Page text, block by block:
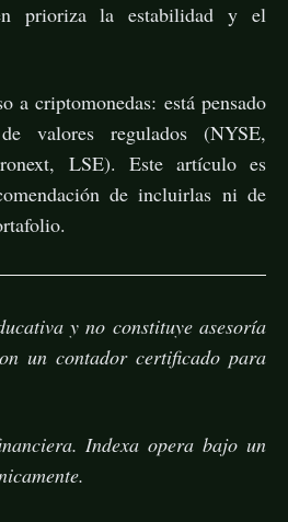
prioriza la estabilidad y el
a criptomonedas: está pensado
valores regulados (NYSE,
LSE). Este artículo es
de incluirlas ni de
y no constituye asesoría
un contador certificado para
Indexa opera bajo un